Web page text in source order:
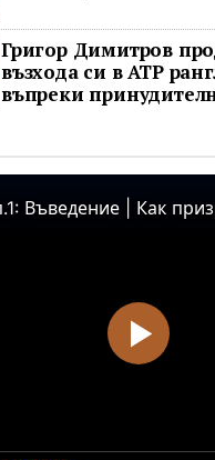
Григор Димитров
възхода си в ATP
въпреки